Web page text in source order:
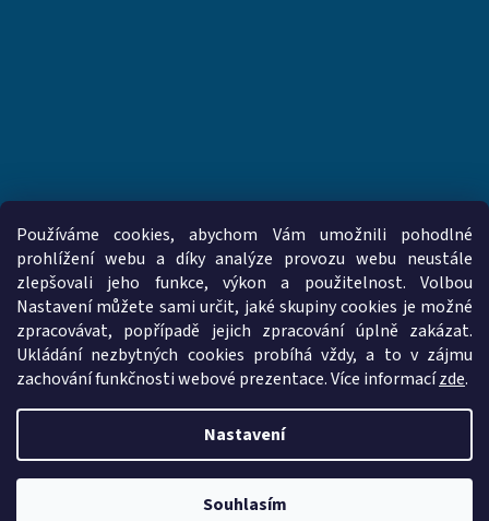
Používáme cookies, abychom Vám umožnili pohodlné
prohlížení webu a díky analýze provozu webu neustále
zlepšovali jeho funkce, výkon a použitelnost. Volbou
Nastavení můžete sami určit, jaké skupiny cookies je možné
zpracovávat, popřípadě jejich zpracování úplně zakázat.
Ukládání nezbytných cookies probíhá vždy, a to v zájmu
zachování funkčnosti webové prezentace. Více informacízde.
Nastavení
Souhlasím
www.vzduchotechnika-ventilatory.cz www.palmat.cz
Vytvořil Shoptet
Copyright 2026vzduchotechnika-ventilatory.cz. Všechna práva
Upravit nastavení cookies